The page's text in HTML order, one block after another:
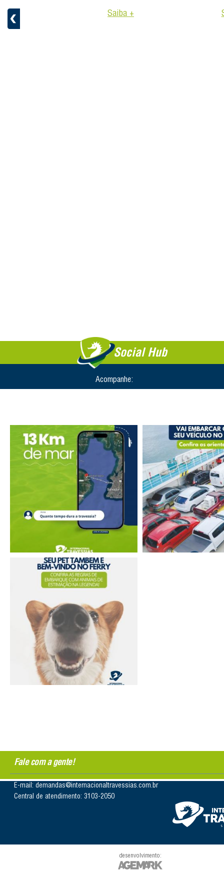
+ Saiba +
Social Hub
Acompanhe:
Fale com a gente!
E-mail: demandas@internacionaltravessias.com.br
Central de atendimento: 3103-2050
desenvolvimento: